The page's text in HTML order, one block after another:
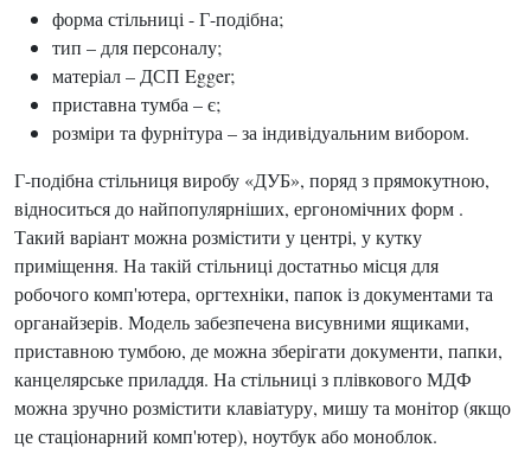
форма стільниці - Г-подібна;
тип – для персоналу;
матеріал – ДСП Egger;
приставна тумба – є;
розміри та фурнітура – за індивідуальним вибором.
Г-подібна стільниця виробу «ДУБ», поряд з прямокутною,
відноситься до найпопулярніших, ергономічних форм .
Такий варіант можна розмістити у центрі, у кутку
приміщення. На такій стільниці достатньо місця для
робочого комп'ютера, оргтехніки, папок із документами та
органайзерів. Модель забезпечена висувними ящиками,
приставною тумбою, де можна зберігати документи, папки,
канцелярське приладдя. На стільниці з плівкового МДФ
можна зручно розмістити клавіатуру, мишу та монітор (якщо
це стаціонарний комп'ютер), ноутбук або моноблок.